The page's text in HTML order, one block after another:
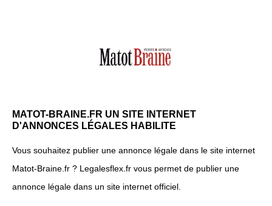
MATOT-BRAINE.FR UN SITE INTERNET
D'ANNONCES LÉGALES HABILITE
Vous souhaitez publier une annonce légale dans le site internet
Matot-Braine.fr ? Legalesflex.fr vous permet de publier une
annonce légale dans un site internet officiel.